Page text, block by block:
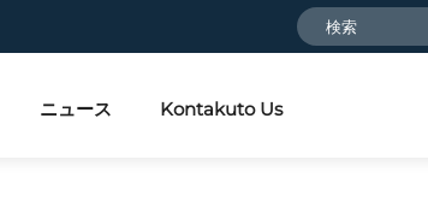
ニュース Kontakuto Us